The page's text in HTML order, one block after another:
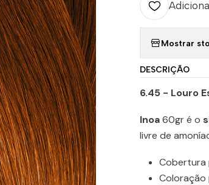
Mostrar
DESCRIÇÃO
6.45 - Louro
Inoa60gr é o
livre de
Cobertura
Coloração